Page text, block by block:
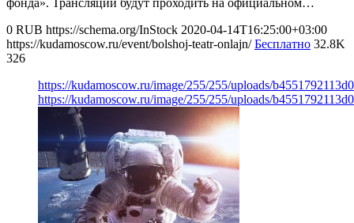
фонда». Трансляции будут проходить на официальном…
0 RUB https://schema.org/InStock 2020-04-14T16:25:00+03:00
https://kudamoscow.ru/event/bolshoj-teatr-onlajn/ Бесплатно 32.8K
326
https://kudamoscow.ru/image/255/255/uploads/
https://kudamoscow.ru/image/255/255/uploads/